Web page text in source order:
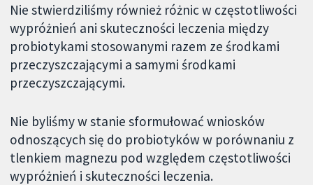
Nie stwierdziliśmy również różnic w częstotliwości
wypróżnień ani skuteczności leczenia między
probiotykami stosowanymi razem ze środkami
przeczyszczającymi a samymi środkami
przeczyszczającymi.
Nie byliśmy w stanie sformułować wniosków
odnoszących się do probiotyków w porównaniu z
tlenkiem magnezu pod względem częstotliwości
wypróżnień i skuteczności leczenia.